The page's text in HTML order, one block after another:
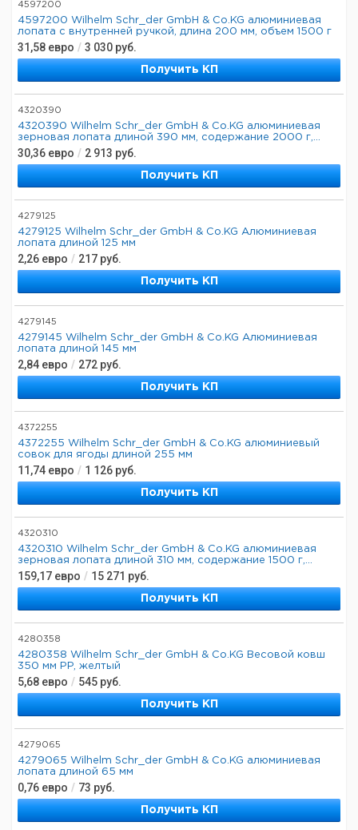
4597200
4597200 Wilhelm Schr_der GmbH & Co.KG алюминиевая
лопата с внутренней ручкой, длина 200 мм, объем 1500 г
31,58 евро / 3 030 руб.
Получить КП
4320390
4320390 Wilhelm Schr_der GmbH & Co.KG алюминиевая
зерновая лопата длиной 390 мм, содержание 2000 г,...
30,36 евро / 2 913 руб.
Получить КП
4279125
4279125 Wilhelm Schr_der GmbH & Co.KG Алюминиевая
лопата длиной 125 мм
2,26 евро / 217 руб.
Получить КП
4279145
4279145 Wilhelm Schr_der GmbH & Co.KG Алюминиевая
лопата длиной 145 мм
2,84 евро / 272 руб.
Получить КП
4372255
4372255 Wilhelm Schr_der GmbH & Co.KG алюминиевый
совок для ягоды длиной 255 мм
11,74 евро / 1 126 руб.
Получить КП
4320310
4320310 Wilhelm Schr_der GmbH & Co.KG алюминиевая
зерновая лопата длиной 310 мм, содержание 1500 г,...
159,17 евро / 15 271 руб.
Получить КП
4280358
4280358 Wilhelm Schr_der GmbH & Co.KG Весовой ковш
350 мм PP, желтый
5,68 евро / 545 руб.
Получить КП
4279065
4279065 Wilhelm Schr_der GmbH & Co.KG алюминиевая
лопата длиной 65 мм
0,76 евро / 73 руб.
Получить КП